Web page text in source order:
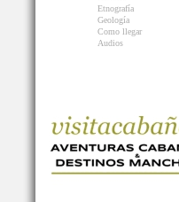
Etnografía
Geología
Como llegar
Audios